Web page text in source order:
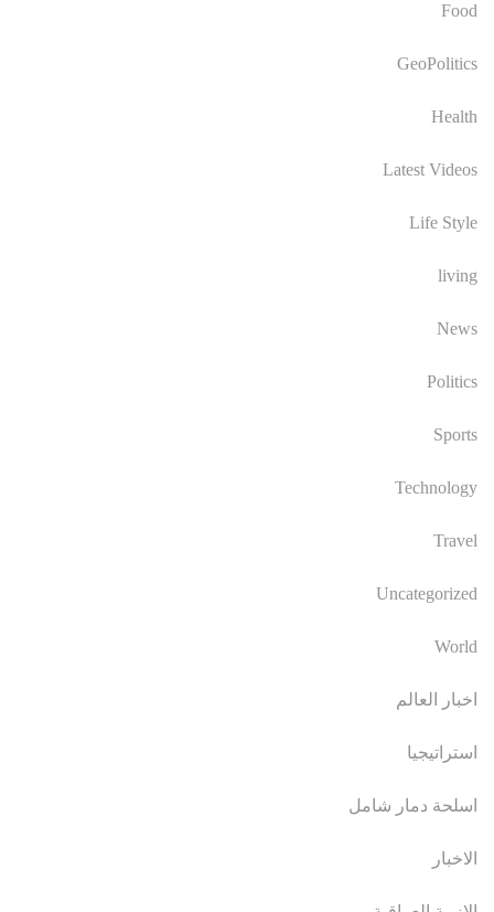
Food
GeoPolitics
Health
Latest Videos
Life Style
living
News
Politics
Sports
Technology
Travel
Uncategorized
World
اخبار العالم
استراتيجيا
اسلحة دمار شامل
الاخبار